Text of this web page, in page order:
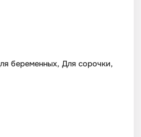
беременных, Для сорочки,